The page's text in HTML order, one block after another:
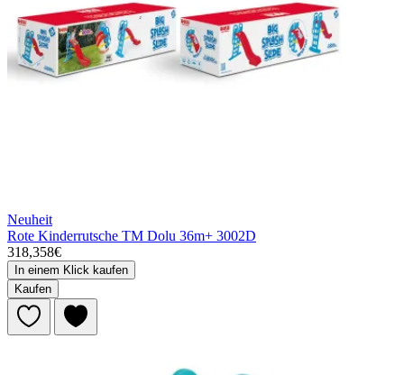
Neuheit
Rote Kinderrutsche TM Dolu 36m+ 3002D
318,358€
In einem Klick kaufen
Kaufen